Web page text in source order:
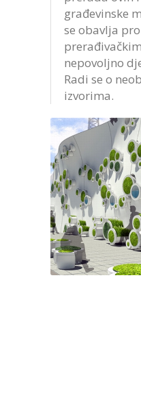
građevinske
se obavlja
nepovoljno
Radi se o
izvorima.